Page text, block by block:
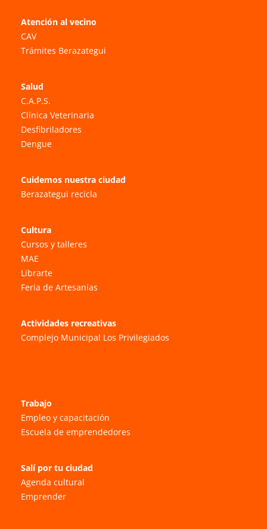
Atención al vecino
CAV
Trámites Berazategui
Salud
C.A.P.S.
Clínica Veterinaria
Desfibriladores
Dengue
Cuidemos nuestra ciudad
Berazategui recicla
Cultura
Cursos y talleres
MAE
Librarte
Feria de Artesanías
Actividades recreativas
Complejo Municipal Los Privilegiados
Trabajo
Empleo y capacitación
Escuela de emprendedores
Salí por tu ciudad
Agenda cultural
Emprender